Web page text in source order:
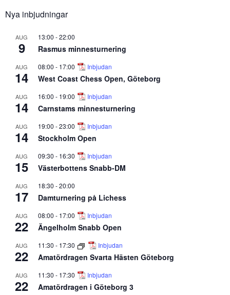
Nya inbjudningar
AUG
9
13:00 -22:00
Rasmus minnesturnering
AUG
14
08:00 - 17:00 Inbjudan
West Coast Chess Open, Göteborg
AUG
14
16:00 - 19:00 Inbjudan
Carnstams minnesturnering
AUG
14
19:00 -23:00 Inbjudan
Stockholm Open
AUG
15
09:30 - 16:30 Inbjudan
Västerbottens Snabb-DM
AUG
17
18:30 -20:00
Damturnering på Lichess
AUG
22
08:00 - 17:00 Inbjudan
Ängelholm Snabb Open
AUG
22
11:30 - 17:30 Inbjudan
Amatördragen Svarta Hästen Göteborg
AUG
22
11:30 - 17:30 Inbjudan
Amatördragen i Göteborg 3